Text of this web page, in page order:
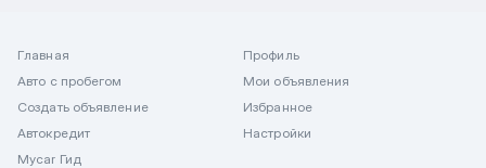
Главная
Авто с пробегом
Создать объявление
Автокредит
Mycar Гид
Профиль
Мои объявления
Избранное
Настройки